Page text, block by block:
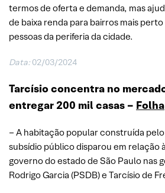
termos de oferta e demanda, mas
de baixa renda para bairros mais
pessoas da periferia da cidade.
Data: 02/03/2024
Tarcísio concentra no
entregar 200 mil casas – Folha
– A habitação popular construída
subsídio público disparou em relação
governo do estado de São Paulo nas
Rodrigo Garcia (PSDB) e Tarcísio de